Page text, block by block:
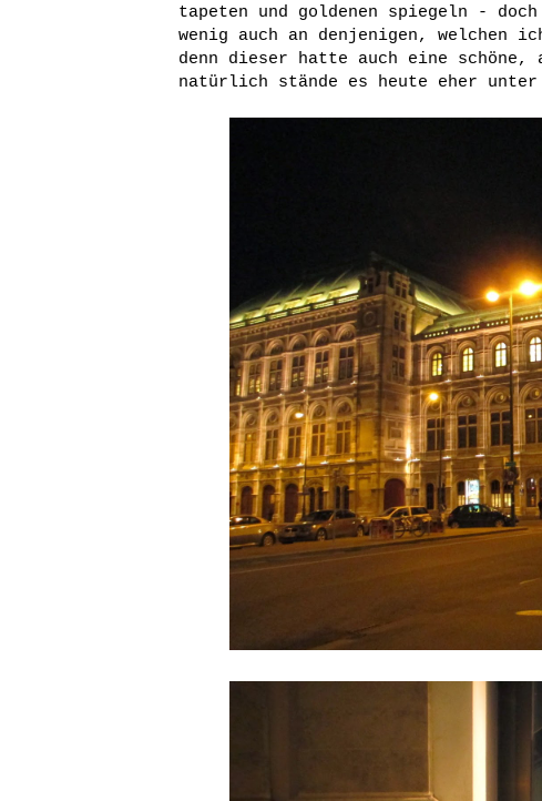
tapeten und goldenen spiegeln -
wenig auch an denjenigen, welchen
denn dieser hatte auch eine schöne,
natürlich stände es heute eher